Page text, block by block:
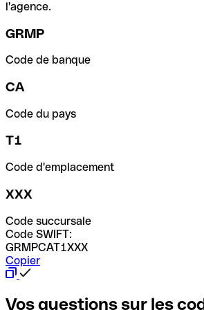
l'agence.
GRMP
Code de banque
CA
Code du pays
T1
Code d'emplacement
XXX
Code succursale
Code SWIFT:
GRMPCAT1XXX
Copier
Vos questions sur les